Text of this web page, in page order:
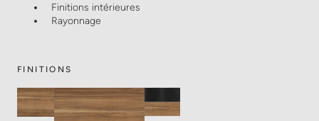
Finitions intérieures
Rayonnage
FINITIONS